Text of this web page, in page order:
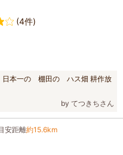
(4件)
本一の 棚田の ハス畑 耕作放
by てつきちさん
安距離約15.6km